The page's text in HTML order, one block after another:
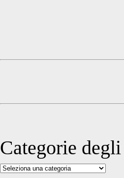
Sidebar
Categorie
Categorie